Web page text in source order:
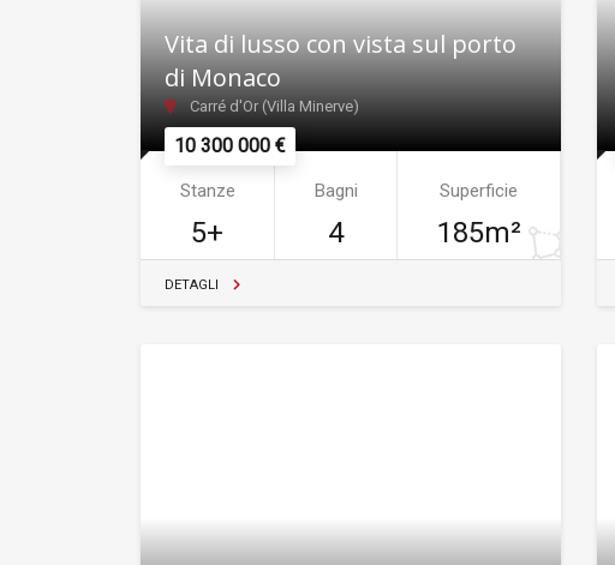
10 300 000 €
Vita di lusso con vista sul porto
di Monaco
Carré d'Or (Villa Minerve)
Stanze
5+
Bagni
4
Superficie
185m²
DETAGLI